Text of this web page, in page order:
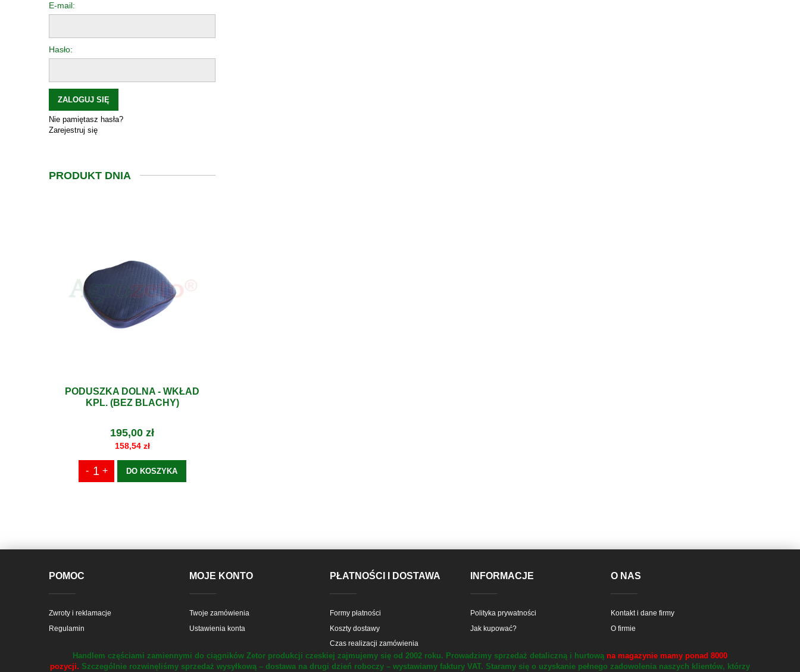
E-mail:
Hasło:
ZALOGUJ SIĘ
Nie pamiętasz hasła?
Zarejestruj się
PRODUKT DNIA
PODUSZKA DOLNA - WKŁAD
KPL. (BEZ BLACHY)
195,00 zł
158,54 zł
DO KOSZYKA
POMOC
Zwroty i reklamacje
Regulamin
MOJE KONTO
Twoje zamówienia
Ustawienia konta
PŁATNOŚCI I DOSTAWA
Formy płatności
Koszty dostawy
Czas realizacji zamówienia
INFORMACJE
Polityka prywatności
Jak kupować?
O NAS
Kontakt i dane firmy
O firmie
Handlem częściami zamiennymi do ciągników Zetor produkcji czeskiej zajmujemy się od 2002 roku. Prowadzimy sprzedaż detaliczną i hurtową na magazynie mamy ponad 8000
pozycji. Szczególnie rozwinęliśmy sprzedaż wysyłkową – dostawa na drugi dzień roboczy – wystawiamy faktury VAT. Staramy się o uzyskanie pełnego zadowolenia naszych klientów, którzy